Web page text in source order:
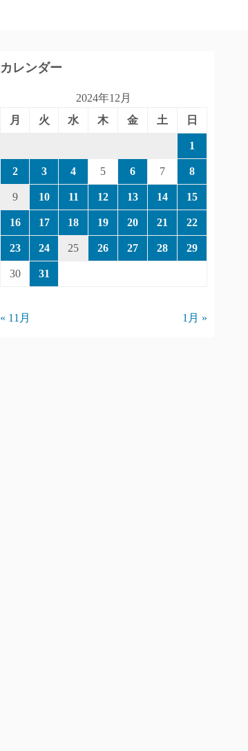
カレンダー
2024年12月
月
火 水 木 金 土 日
1
2 3 4 5 6 7 8
9 10 11 12 13 14 15
16 17 18 19 20 21 22
23 24 25 26 27 28 29
30 31
« 11月 1月 »